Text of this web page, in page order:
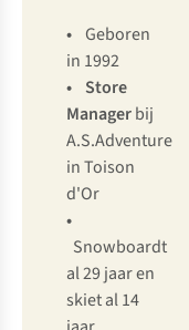
• Geboren
in 1992
• Store
Managerbij
A.S.Adventure
in Toison
d'Or
•
Snowboardt
al 29 jaar en
skiet al 14